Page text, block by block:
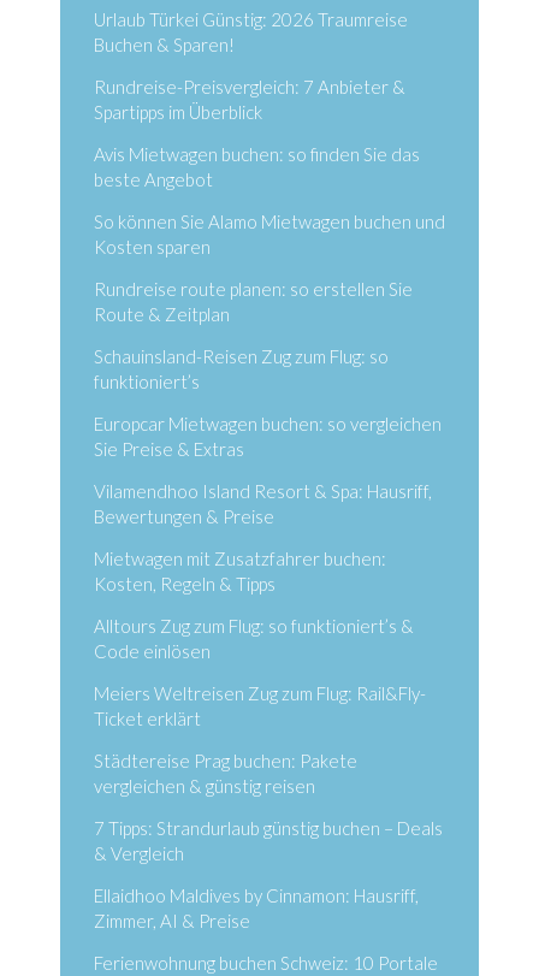
Urlaub Türkei Günstig: 2026 Traumreise
Buchen & Sparen!
Rundreise-Preisvergleich: 7 Anbieter &
Spartipps im Überblick
Avis Mietwagen buchen: so finden Sie das
beste Angebot
So können Sie Alamo Mietwagen buchen und
Kosten sparen
Rundreise route planen: so erstellen Sie
Route & Zeitplan
Schauinsland-Reisen Zug zum Flug: so
funktioniert’s
Europcar Mietwagen buchen: so vergleichen
Sie Preise & Extras
Vilamendhoo Island Resort & Spa: Hausriff,
Bewertungen & Preise
Mietwagen mit Zusatzfahrer buchen:
Kosten, Regeln & Tipps
Alltours Zug zum Flug: so funktioniert’s &
Code einlösen
Meiers Weltreisen Zug zum Flug: Rail&Fly-
Ticket erklärt
Städtereise Prag buchen: Pakete
vergleichen & günstig reisen
7 Tipps: Strandurlaub günstig buchen – Deals
& Vergleich
Ellaidhoo Maldives by Cinnamon: Hausriff,
Zimmer, AI & Preise
Ferienwohnung buchen Schweiz: 10 Portale